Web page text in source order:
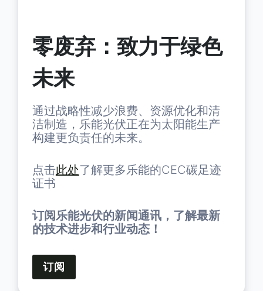
零废弃：致力于绿色
未来
通过战略性减少浪费、资源优化和清
洁制造，乐能光伏正在为太阳能生产
构建更负责任的未来。
点击此处了解更多乐能的CEC碳足迹
证书
订阅乐能光伏的新闻通讯，了解最新
的技术进步和行业动态！
订阅